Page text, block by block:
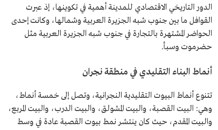
الدور التاريخي الاقتصادي للمدينة أهمية في تكوينها، إذ عبرت
القوافل ما بين جنوب شبه الجزيرة العربية وشمالها، وكانت إحدى
الحواضر المشتهرة بالتجارة في جنوب شبه الجزيرة العربية مثل
حضرموت وسبأ.
أنماط البناء التقليدي في منطقة نجران
تتنوع أنماط البيوت التقليدية النجرانية، وتصل إلى خمسة أنماط،
وهي: البيت القصبة، والبيت المشولق، والبيت الدرب، والبيت المربع،
والبيت المقدم، حيث كان ينتشر نمط بيوت القصبة عادة في وسط